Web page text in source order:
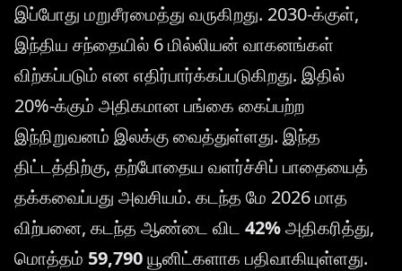
இப்போது மறுசீரமைத்து வருகிறது. 2030-க்குள்,
இந்திய சந்தையில் 6 மில்லியன் வாகனங்கள்
விற்கப்படும் என எதிர்பார்க்கப்படுகிறது. இதில்
20%-க்கும் அதிகமான பங்கை கைப்பற்ற
இந்நிறுவனம் இலக்கு வைத்துள்ளது. இந்த
திட்டத்திற்கு, தற்போதைய வளர்ச்சிப் பாதையைத்
தக்கவைப்பது அவசியம். கடந்த மே 2026 மாத
விற்பனை, கடந்த ஆண்டை விட 42%அதிகரித்து,
மொத்தம் 59,790யூனிட்களாக பதிவாகியுள்ளது.